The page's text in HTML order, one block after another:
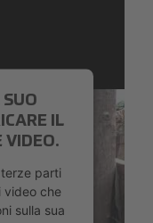
SUO
IL
VIDEO.
parti
video che
sulla sua